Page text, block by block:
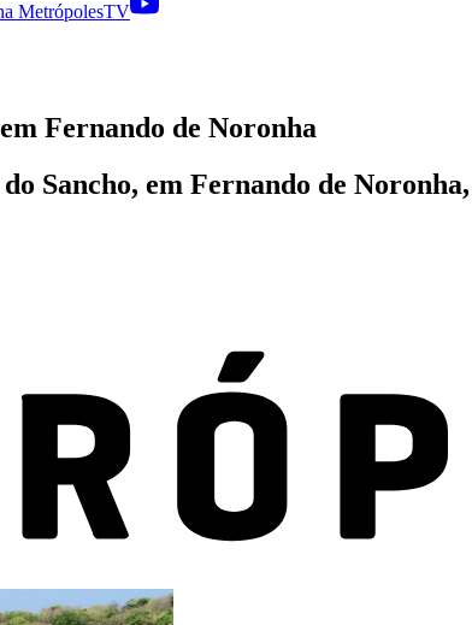
MetrópolesTV
Fernando de Noronha
Sancho, em Fernando de